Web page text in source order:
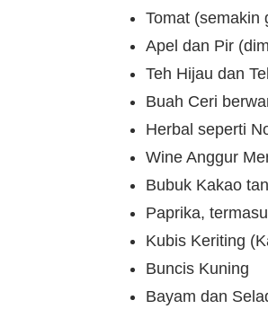
Tomat (semakin
Apel dan Pir
Teh Hijau dan
Buah Ceri
Herbal seperti
Wine Anggur
Bubuk Kakao
Paprika,
Kubis Keriting
Buncis Kuning
Bayam dan